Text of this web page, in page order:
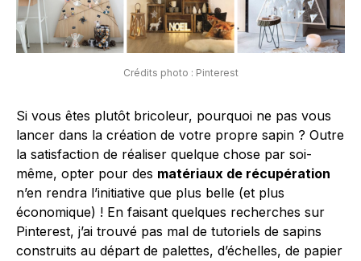
Crédits photo : Pinterest
Si vous êtes plutôt bricoleur, pourquoi ne pas vous
lancer dans la création de votre propre sapin ? Outre
la satisfaction de réaliser quelque chose par soi-
même, opter pour des matériaux de récupération
n’en rendra l’initiative que plus belle (et plus
économique) ! En faisant quelques recherches sur
Pinterest, j’ai trouvé pas mal de tutoriels de sapins
construits au départ de palettes, d’échelles, de papier